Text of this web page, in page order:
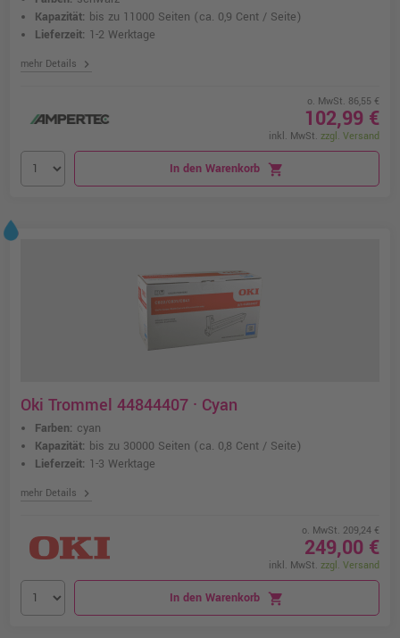
Kapazität: bis zu 11000 Seiten (ca. 0,9 Cent / Seite)
Lieferzeit: 1-2 Werktage
mehr Details chevron_right
o. MwSt. 86,55 €
102,99 €
inkl. MwSt. zzgl. Versand
In den Warenkorb shopping_cart
Oki Trommel 44844407 · Cyan
Farben: cyan
Kapazität: bis zu 30000 Seiten (ca. 0,8 Cent / Seite)
Lieferzeit: 1-3 Werktage
mehr Details chevron_right
o. MwSt. 209,24 €
249,00 €
inkl. MwSt. zzgl. Versand
In den Warenkorb shopping_cart